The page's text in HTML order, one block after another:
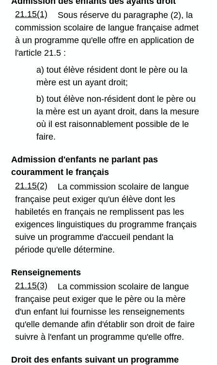
21.15(1)
Sous réserve du paragraphe (2), la
commission scolaire de langue française admet
à un programme qu'elle offre en application de
l'article 21.5 :
a) tout élève résident dont le père ou la
mère est un ayant droit;
b) tout élève non-résident dont le père ou
la mère est un ayant droit, dans la mesure
où il est raisonnablement possible de le
faire.
Admission d'enfants ne parlant pas
couramment le français
21.15(2)
La commission scolaire de langue
française peut exiger qu'un élève dont les
habiletés en français ne remplissent pas les
exigences linguistiques du programme français
suive un programme d'accueil pendant la
période qu'elle détermine.
Renseignements
21.15(3)
La commission scolaire de langue
française peut exiger que le père ou la mère
d'un enfant lui fournisse les renseignements
qu'elle demande afin d'établir son droit de faire
suivre à l'enfant un programme qu'elle offre.
Droit des enfants suivant un programme